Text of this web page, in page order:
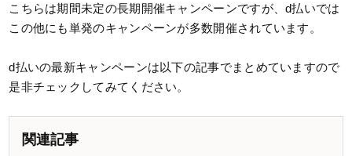
こちらは期間未定の長期開催キャンペーンですが、d払いでは
この他にも単発のキャンペーンが多数開催されています。
d払いの最新キャンペーンは以下の記事でまとめていますので
是非チェックしてみてください。
関連記事